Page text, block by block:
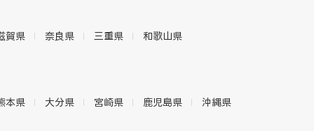
賀県 奈良県 三重県 和歌山県
本県 大分県 宮崎県 鹿児島県 沖縄県